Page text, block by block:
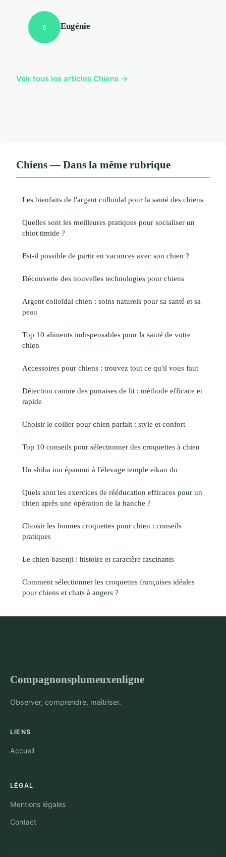
E Eugénie
Voir tous les articles Chiens →
Chiens — Dans la même rubrique
Les bienfaits de l'argent colloïdal pour la santé des chiens
Quelles sont les meilleures pratiques pour socialiser un
chiot timide ?
Est-il possible de partir en vacances avec son chien ?
Découverte des nouvelles technologies pour chiens
Argent colloïdal chien : soins naturels pour sa santé et sa
peau
Top 10 aliments indispensables pour la santé de votre
chien
Accessoires pour chiens : trouvez tout ce qu'il vous faut
Détection canine des punaises de lit : méthode efficace et
rapide
Choisir le collier pour chien parfait : style et confort
Top 10 conseils pour sélectionner des croquettes à chien
Un shiba inu épanoui à l'élevage temple eikan do
Quels sont les exercices de rééducation efficaces pour un
chien après une opération de la hanche ?
Choisir les bonnes croquettes pour chien : conseils
pratiques
Le chien basenji : histoire et caractère fascinants
Comment sélectionner les croquettes françaises idéales
pour chiens et chats à angers ?
Compagnonsplumeuxenligne
Observer, comprendre, maîtriser.
LIENS
Accueil
LÉGAL
Mentions légales
Contact